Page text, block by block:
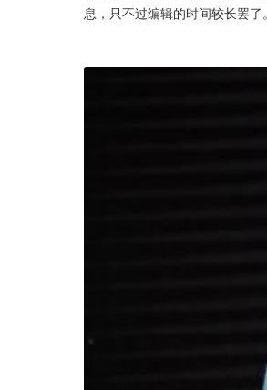
息，只不过编辑的时间较长罢了。